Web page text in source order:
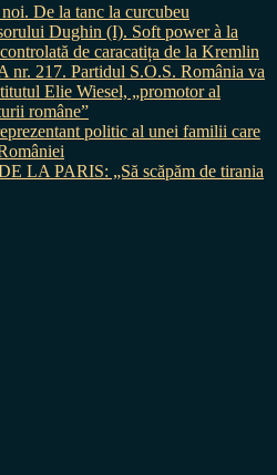
De la tanc la curcubeu
Dughin (I). Soft power à la
de caracatița de la Kremlin
217. Partidul S.O.S. România va
Elie Wiesel, „promotor al
române”
politic al unei familii care
LA PARIS: „Să scăpăm de tirania